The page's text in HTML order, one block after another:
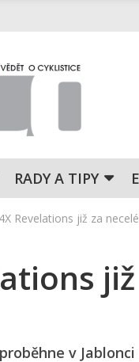
RADY A TIPY
Revelations již za
v